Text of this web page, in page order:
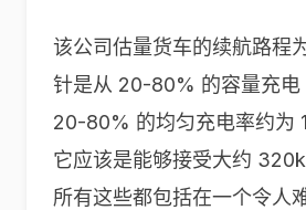
该公司估量货车的续航路程
针是从 20-80% 的容量充电
20-80% 的均匀充电率约为
它应该是能够接受大约
所有这些都包括在一个令人